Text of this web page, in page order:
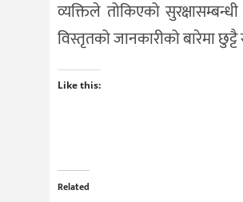
व्यक्तिले तोकिएको
विस्तृतको जानकारीको बारेमा
Like this:
Related